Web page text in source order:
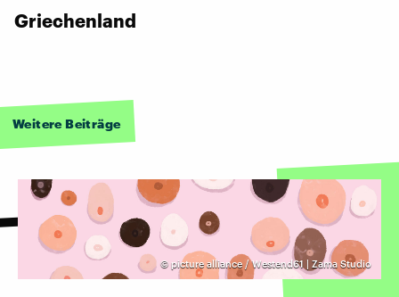
Griechenland
Weitere Beiträge
© picture alliance / Westend61 | Zama Studio